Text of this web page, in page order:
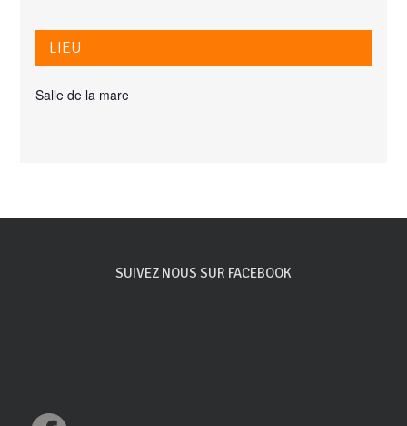
LIEU
Salle de la mare
SUIVEZ NOUS SUR FACEBOOK